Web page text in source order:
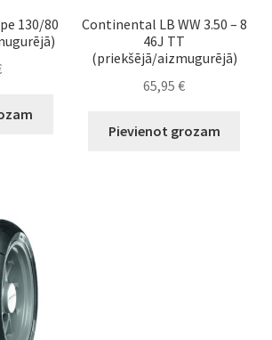
130/80
Continental LB WW 3.50 – 8
46J TT
(priekšējā/aizmugurējā)
65,95€
Pievienot grozam